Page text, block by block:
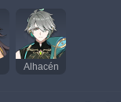
Alhacén